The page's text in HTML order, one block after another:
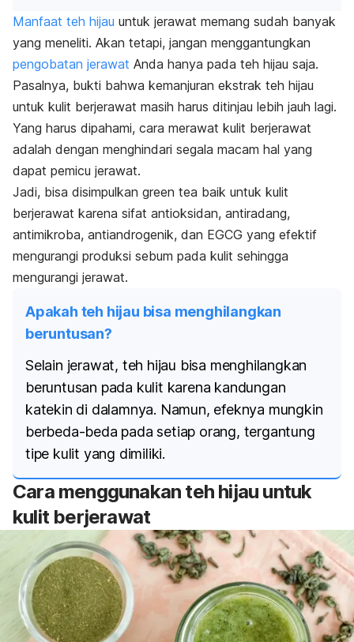
Manfaat teh hijau untuk jerawat memang sudah banyak
yang meneliti. Akan tetapi, jangan menggantungkan
pengobatan jerawat Anda hanya pada teh hijau saja.
Pasalnya, bukti bahwa kemanjuran ekstrak teh hijau
untuk kulit berjerawat masih harus ditinjau lebih jauh lagi.
Yang harus dipahami, cara merawat kulit berjerawat
adalah dengan menghindari segala macam hal yang
dapat pemicu jerawat.
Jadi, bisa disimpulkan green tea baik untuk kulit
berjerawat karena sifat antioksidan, antiradang,
antimikroba, antiandrogenik, dan EGCG yang efektif
mengurangi produksi sebum pada kulit sehingga
mengurangi jerawat.
Apakah teh hijau bisa menghilangkan
beruntusan?
Selain jerawat, teh hijau bisa menghilangkan
beruntusan pada kulit karena kandungan
katekin di dalamnya. Namun, efeknya mungkin
berbeda-beda pada setiap orang, tergantung
tipe kulit yang dimiliki.
Cara menggunakan teh hijau untuk
kulit berjerawat